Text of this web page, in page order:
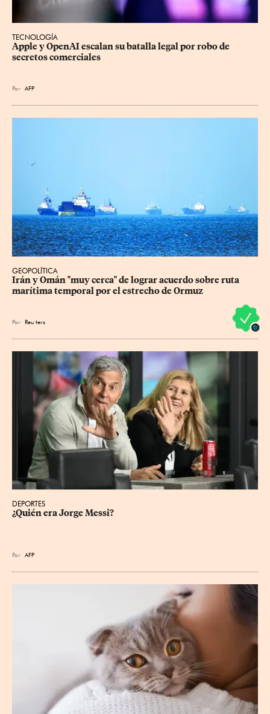
TECNOLOGÍA
Apple y OpenAI escalan su batalla legal por robo de
secretos comerciales
Por AFP
GEOPOLÍTICA
Irán y Omán "muy cerca" de lograr acuerdo sobre ruta
marítima temporal por el estrecho de Ormuz
Por Reu ters
DEPORTES
¿Quién era Jorge Messi?
Por AFP